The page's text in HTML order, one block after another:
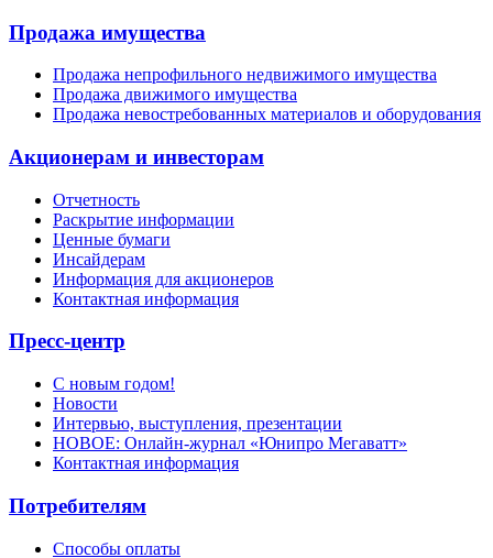
Продажа имущества
Продажа непрофильного недвижимого имущества
Продажа движимого имущества
Продажа невостребованных материалов и оборудования
Акционерам и инвесторам
Отчетность
Раскрытие информации
Ценные бумаги
Инсайдерам
Информация для акционеров
Контактная информация
Пресс-центр
С новым годом!
Новости
Интервью, выступления, презентации
НОВОЕ: Онлайн-журнал «Юнипро Мегаватт»
Контактная информация
Потребителям
Способы оплаты